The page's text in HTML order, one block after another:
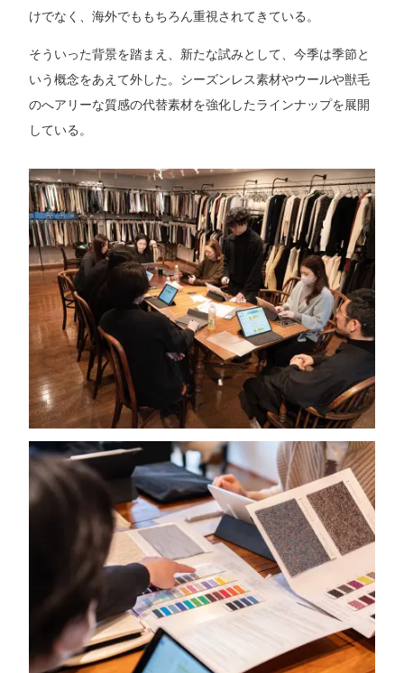
けでなく、海外でももちろん重視されてきている。
そういった背景を踏まえ、新たな試みとして、今季は季節と
いう概念をあえて外した。シーズンレス素材やウールや獣毛
のへアリーな質感の代替素材を強化したラインナップを展開
している。